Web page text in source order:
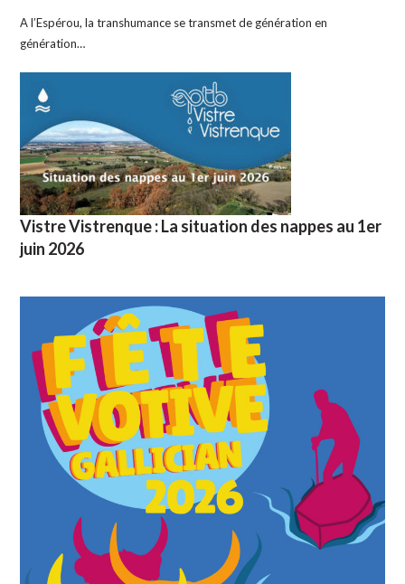
A l’Espérou, la transhumance se transmet de génération en
génération…
Vistre Vistrenque : La situation des nappes au 1er
juin 2026